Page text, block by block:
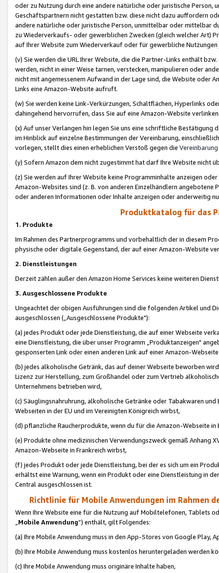
oder zu Nutzung durch eine andere natürliche oder juristische
Geschäftspartnern nicht gestatten bzw. diese nicht dazu auffordern
andere natürliche oder juristische Person, unmittelbar oder mittelbar
zu Wiederverkaufs- oder gewerblichen Zwecken (gleich welcher Art)
auf Ihrer Website zum Wiederverkauf oder für gewerbliche
(v) Sie werden die URL Ihrer Website, die die Partner-Links enthält
werden, nicht in einer Weise tarnen, verstecken, manipulieren oder
nicht mit angemessenem Aufwand in der Lage sind, die Website oder
Links eine Amazon-Website aufruft.
(w) Sie werden keine Link-Verkürzungen, Schaltflächen, Hyperlinks
dahingehend hervorrufen, dass Sie auf eine Amazon-Website
(x) Auf unser Verlangen hin legen Sie uns eine schriftliche
im Hinblick auf einzelne Bestimmungen der Vereinbarung,
vorlegen, stellt dies einen erheblichen Verstoß gegen die Vereinbarung
(y) Sofern Amazon dem nicht zugestimmt hat darf Ihre Website nicht
(z) Sie werden auf Ihrer Website keine Programminhalte anzeigen
Amazon-Websites sind (z. B. von anderen Einzelhändlern
oder anderen Informationen oder Inhalte anzeigen oder anderweitig
Produktkatalog für das
1. Produkte
Im Rahmen des Partnerprogramms und vorbehaltlich der in diesem
physische oder digitale Gegenstand, der auf einer Amazon-Website
2. Dienstleistungen
Derzeit zählen außer den Amazon Home Services keine weiteren
3. Ausgeschlossene Produkte
Ungeachtet der obigen Ausführungen sind die folgenden Artikel und
ausgeschlossen („Ausgeschlossene Produkte"):
(a) jedes Produkt oder jede Dienstleistung, die auf einer Webseite
eine Dienstleistung, die über unser Programm „Produktanzeigen"
gesponserten Link oder einen anderen Link auf einer Amazon-
(b) jedes alkoholische Getränk, das auf deiner Webseite beworben
Lizenz zur Herstellung, zum Großhandel oder zum Vertrieb
Unternehmens betrieben wird,
(c) Säuglingsnahruhrung, alkoholische Getränke oder Tabakwaren
Webseiten in der EU und im Vereinigten Königreich wirbst,
(d) pflanzliche Raucherprodukte, wenn du für die Amazon-Webseite in
(e) Produkte ohne medizinischen Verwendungszweck gemäß Anhang
Amazon-Webseite in Frankreich wirbst,
(f) jedes Produkt oder jede Dienstleistung, bei der es sich um ein
erhältst eine Warnung, wenn ein Produkt oder eine Dienstleistung in
Central ausgeschlossen ist.
Richtlinie für Mobile Anwendungen im Rahmen
Wenn Ihre Website eine für die Nutzung auf Mobiltelefonen, Tablets
„Mobile Anwendung“) enthält, gilt Folgendes:
(a) Ihre Mobile Anwendung muss in den App-Stores von Google Play,
(b) Ihre Mobile Anwendung muss kostenlos heruntergeladen werden
(c) Ihre Mobile Anwendung muss originäre Inhalte haben,